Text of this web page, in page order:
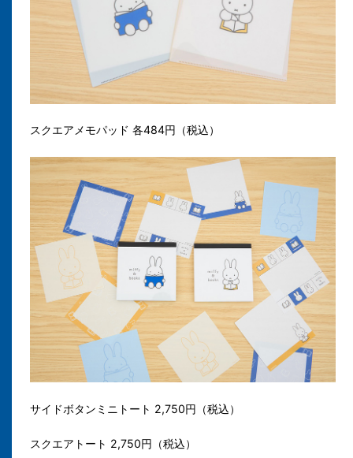
スクエアメモパッド 各484円（税込）
サイドボタンミニトート 2,750円（税込）
スクエアトート 2,750円（税込）